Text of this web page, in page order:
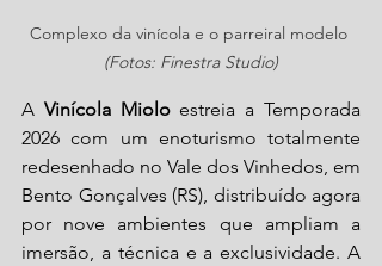
Complexo da vinícola e o parreiral modelo
(Fotos: Finestra Studio)
A Vinícola Miolo estreia a Temporada
2026 com um enoturismo totalmente
redesenhado no Vale dos Vinhedos, em
Bento Gonçalves (RS), distribuído agora
por nove ambientes que ampliam a
imersão, a técnica e a exclusividade. A